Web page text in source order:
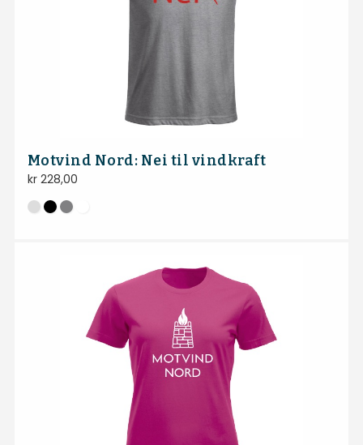
Motvind Nord: Nei til vindkraft
kr228,00